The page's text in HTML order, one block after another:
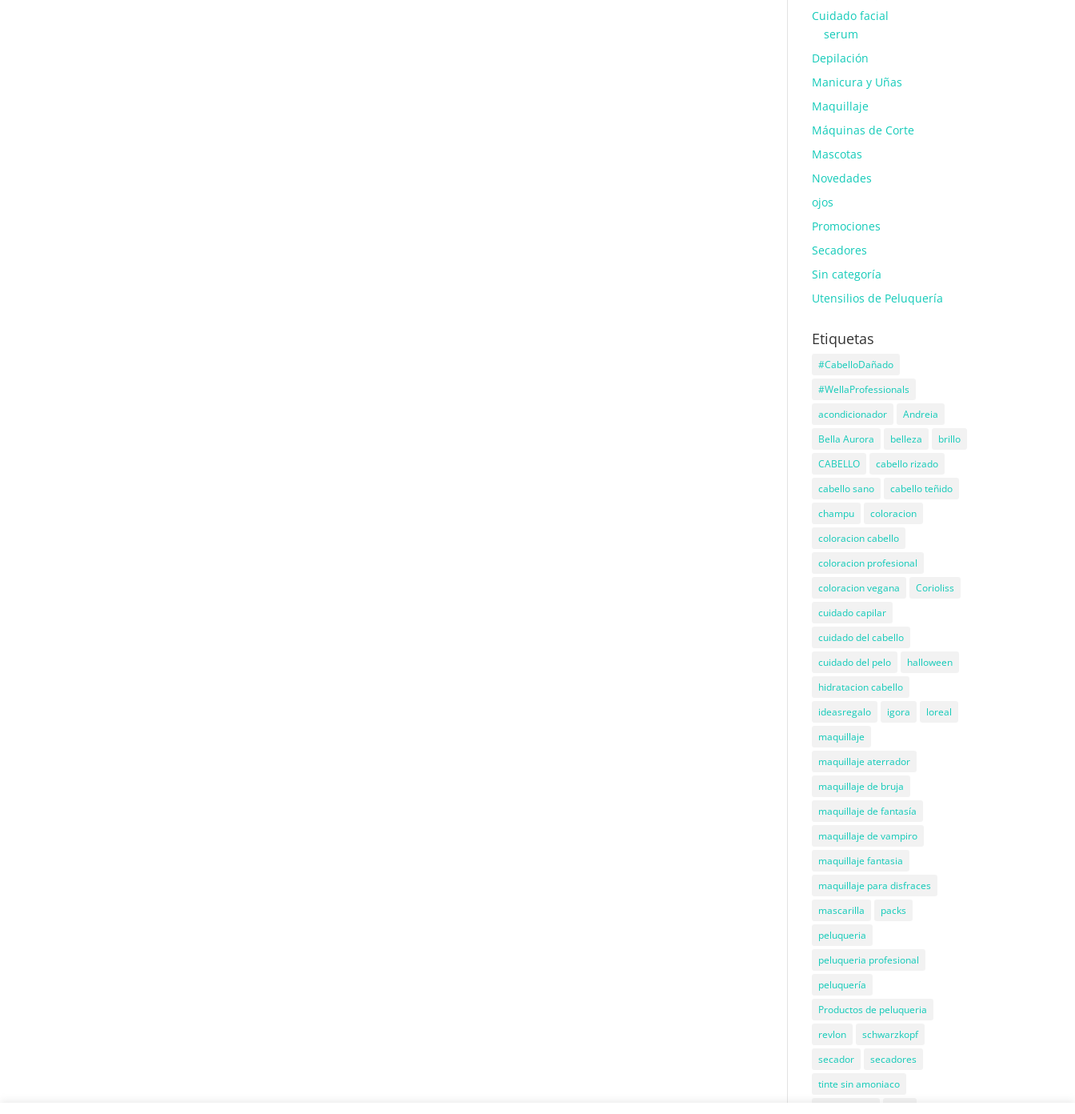
Cuidado facial
serum
Depilación
Manicura y Uñas
Maquillaje
Máquinas de Corte
Mascotas
Novedades
ojos
Promociones
Secadores
Sin categoría
Utensilios de Peluquería
Etiquetas
#CabelloDañado
#WellaProfessionals
acondicionador
Andreia
Bella Aurora
belleza
brillo
CABELLO
cabello rizado
cabello sano
cabello teñido
champu
coloracion
coloracion cabello
coloracion profesional
coloracion vegana
Corioliss
cuidado capilar
cuidado del cabello
cuidado del pelo
halloween
hidratacion cabello
ideasregalo
igora
loreal
maquillaje
maquillaje aterrador
maquillaje de bruja
maquillaje de fantasía
maquillaje de vampiro
maquillaje fantasia
maquillaje para disfraces
mascarilla
packs
peluqueria
peluqueria profesional
peluquería
Productos de peluqueria
revlon
schwarzkopf
secador
secadores
tinte sin amoniaco